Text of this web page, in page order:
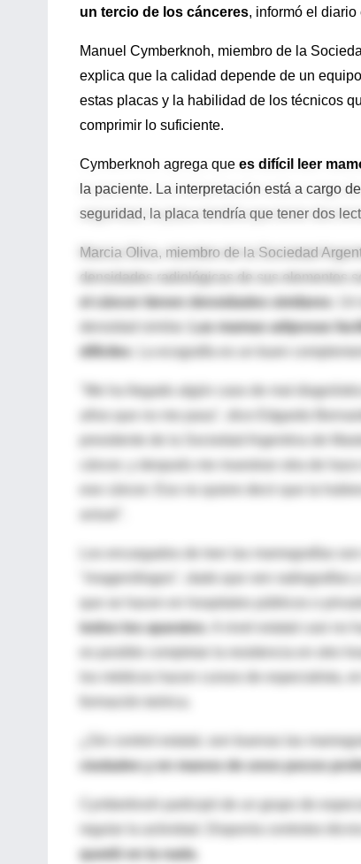
un tercio de los cánceres, informó el
Manuel Cymberknoh, miembro de la
explica que la calidad depende de un
estas placas y la habilidad de los técnicos
comprimir lo suficiente.
Cymberknoh agrega que es difícil leer
la paciente. La interpretación está a cargo
seguridad, la placa tendría que tener dos
Marcia Oliva, miembro de la Sociedad
densidades radiológicas de sus elementos
el cáncer tienen densidades similares
.
Las mamas adiposas
difíciles
. La ecografía es un buen
"Me ha llegado algún caso de mal
años que no me pasa", dice Edgardo
presidente de la Sociedad Argentina de
Los encargados de leer las mamografías
"imagenólogos", dado que ven radiografías
todos los aparatos
. A nivel estatal casi no
es posible completar la residencia en otro
los médicos hacen cursos de especialista,
¿Sin control estatal, son buenas las
ciudades y en manos de unos pocos
Cymberknoh participó de un grupo de
regular la actividad. Disponía controles
quedó en la nada